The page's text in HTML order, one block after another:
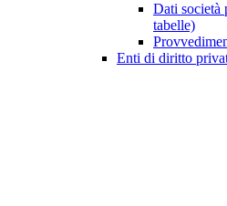
Dati società
tabelle)
Enti di diritto